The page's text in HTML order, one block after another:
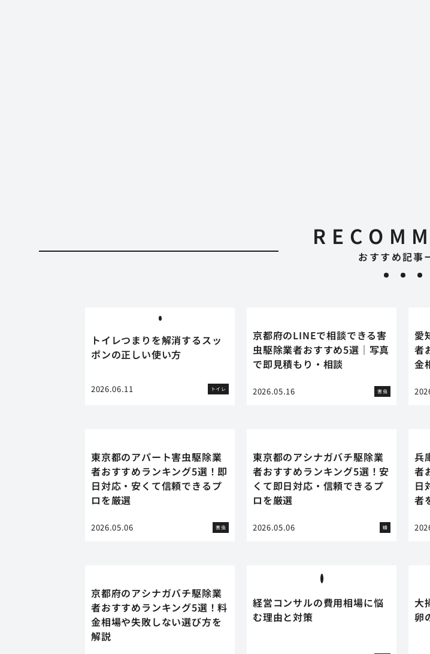
おすすめ記事
トイレつまりを解消するスッ
ポンの正しい使い方
2026.06.11 トイレ
京都府のLINEで相談できる害
虫駆除業者おすすめ5選｜写真
で即見積もり・相談
2026.05.16 害虫
愛
者
金
東京都のアパート害虫駆除業
者おすすめランキング5選！即
日対応・安くて信頼できるプ
ロを厳選
2026.05.06 害虫
東京都のアシナガバチ駆除業
者おすすめランキング5選！安
くて即日対応・信頼できるプ
ロを厳選
2026.05.06 蜂
兵
者
日
者
京都府のアシナガバチ駆除業
者おすすめランキング5選！料
金相場や失敗しない選び方を
解説
経営コンサルの費用相場に悩
む理由と対策
大
卵